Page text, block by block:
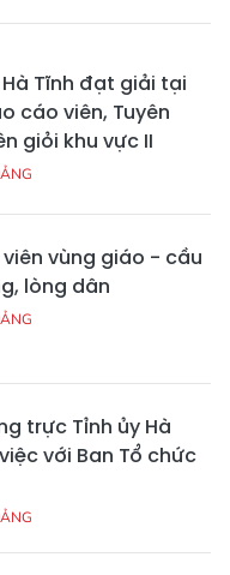
Tĩnh đạt giải tại
cáo viên, Tuyên
giỏi khu vực II
vùng giáo - cầu
lòng dân
trực Tỉnh ủy Hà
với Ban Tổ chức